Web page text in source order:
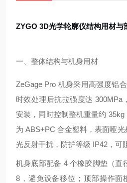
ZYGO 3D光学轮廓仪结构用材与
一、整体结构与机身用材
ZeGage Pro 机身采用高强度铝
时效处理后抗拉强度达 300MPa
安装，同时控制整机重量约
为 ABS+PC 合金塑料，表面哑
光反射干扰，防护等级 IP42，可
机身底部配备 4 个橡胶脚垫（直
8，避免设备移位；顶部操作面